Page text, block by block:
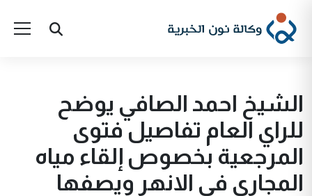
الشيخ احمد الصافي يوضح
للراي العام تفاصيل فتوى
المرجعية بخصوص إلقاء مياه
المجاري في الانهر ويصفها